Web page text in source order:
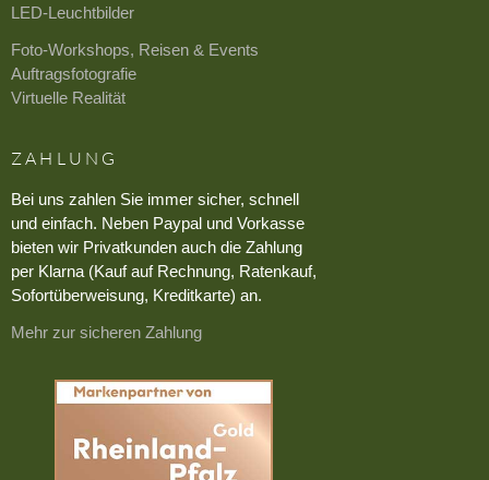
LED-Leuchtbilder
Foto-Workshops, Reisen & Events
Auftragsfotografie
Virtuelle Realität
ZAHLUNG
Bei uns zahlen Sie immer sicher, schnell
und einfach. Neben Paypal und Vorkasse
bieten wir Privatkunden auch die Zahlung
per Klarna (Kauf auf Rechnung, Ratenkauf,
Sofortüberweisung, Kreditkarte) an.
Mehr zur sicheren Zahlung